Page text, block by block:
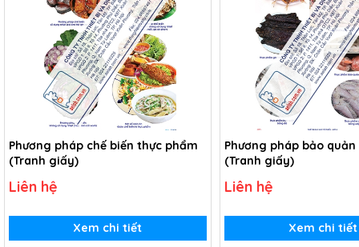
Phương pháp chế biến thực phẩm
(Tranh giấy)
Liên hệ
Xem chi tiết
Phương pháp bảo
(Tranh giấy)
Liên hệ
Xem chi tiết